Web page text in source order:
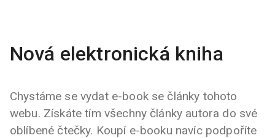
Nová elektronická kniha
Chystáme se vydat e-book se články tohoto
webu. Získáte tím všechny články autora do své
oblíbené čtečky. Koupí e-booku navíc podpoříte